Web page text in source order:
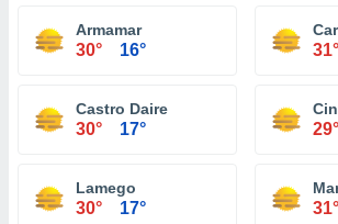
Armamar
30° 16° 31°
Castro Daire
30° 17° 29°
Lamego
30° 17° 31°